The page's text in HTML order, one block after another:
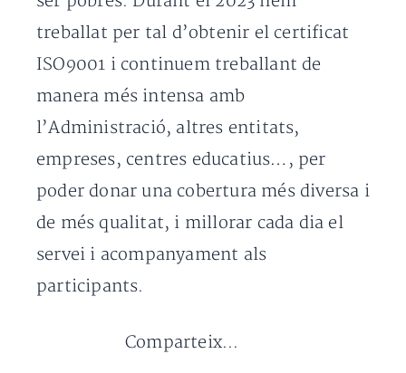
treballat per tal d’obtenir el certificat
ISO9001 i continuem treballant de
manera més intensa amb
l’Administració, altres entitats,
empreses, centres educatius…, per
poder donar una cobertura més diversa i
de més qualitat, i millorar cada dia el
servei i acompanyament als
participants.
Comparteix...